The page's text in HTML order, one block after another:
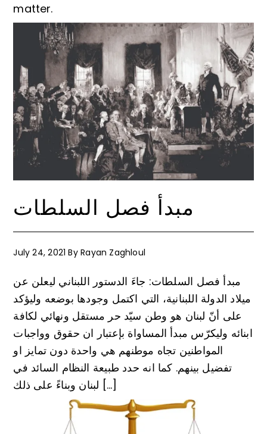
matter.
مبدأ فصل السلطات
July 24, 2021 ByRayan Zaghloul
مبدأ فصل السلطات: جاءَ الدستور اللبناني ليعلن عن
ميلاد الدولة اللبنانية، التي اكتمل وجودها بوضعه وليؤكد
على أنّ لبنان هو وطن سيّد حر مستقل ونهائي لكافة
ابنائه وليكرّس مبدأ المساواة بإعتبار ان حقوق وواجبات
المواطنين تجاه موطنهم هي واحدة دون تمايز او
تفضيل بينهم. كما انه حدد طبيعة النظام السائد في
لبنان وبناءً على ذلك […]